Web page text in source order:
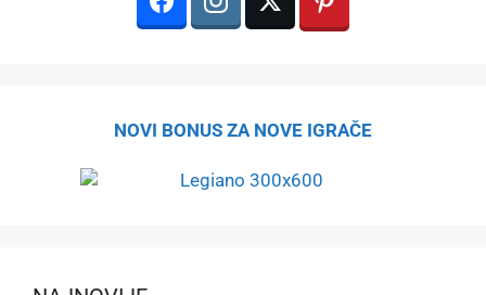
NOVI BONUS ZA NOVE IGRAČE